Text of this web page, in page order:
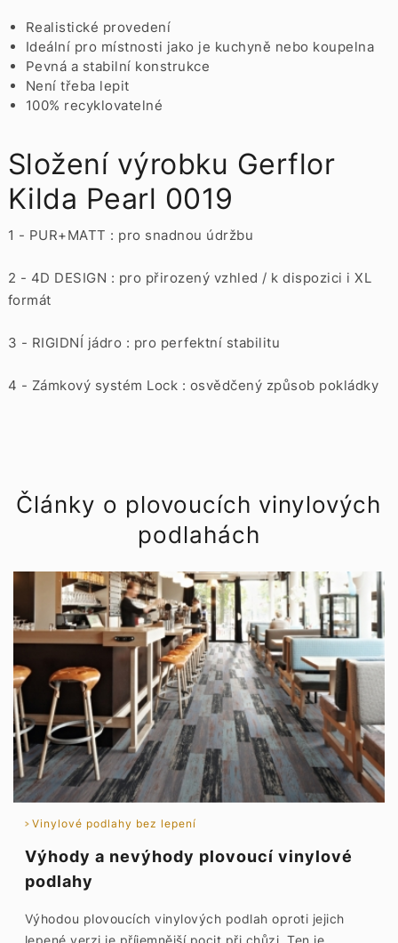
Realistické provedení
Ideální pro místnosti jako je kuchyně nebo koupelna
Pevná a stabilní konstrukce
Není třeba lepit
100% recyklovatelné
Složení výrobku Gerflor
Kilda Pearl 0019
1 - PUR+MATT : pro snadnou údržbu
2 - 4D DESIGN : pro přirozený vzhled / k dispozici i XL
formát
3 - RIGIDNÍ jádro : pro perfektní stabilitu
4 - Zámkový systém Lock : osvědčený způsob pokládky
Články o plovoucích vinylových
podlahách
Vinylové podlahy bez lepení
Výhody a nevýhody plovoucí vinylové
podlahy
Výhodou plovoucích vinylových podlah oproti jejich
lepené verzi je příjemnější pocit při chůzi. Ten je